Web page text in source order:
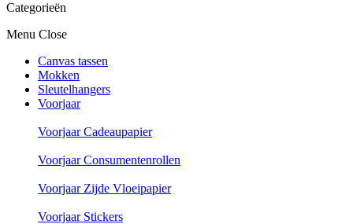
Categorieën
Menu Close
Canvas tassen
Mokken
Sleutelhangers
Voorjaar
Voorjaar Cadeaupapier
Voorjaar Consumentenrollen
Voorjaar Zijde Vloeipapier
Voorjaar Stickers